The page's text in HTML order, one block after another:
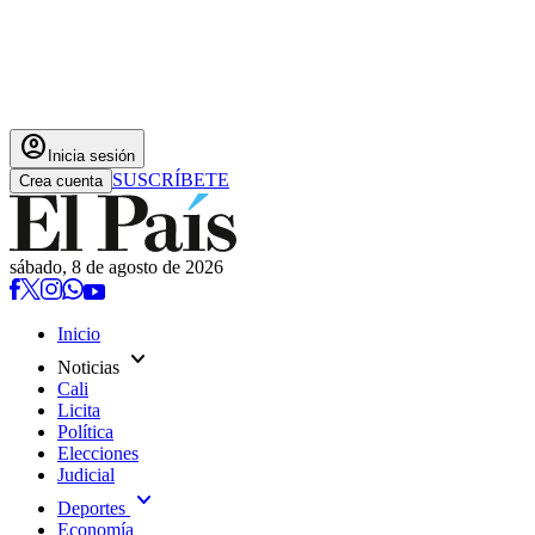
account_circle Inicia sesión
Crea cuenta SUSCRÍBETE
sábado, 8 de agosto de 2026
Inicio
Noticias expand_more
Cali
Licita
Política
Elecciones
Judicial
Deportes expand_more
Economía